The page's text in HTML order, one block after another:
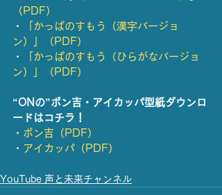
（PDF）
・
「かっぱのすもう（漢字バージョ
ン）」（PDF）
・
「かっぱのすもう（ひらがなバージョ
ン）」（PDF）
“ONの”ポン吉・アイカッパ型紙ダウンロ
ードはコチラ！
・ ポン吉（PDF）
・ アイカッパ（PDF）
YouTube 声と未来チャンネル